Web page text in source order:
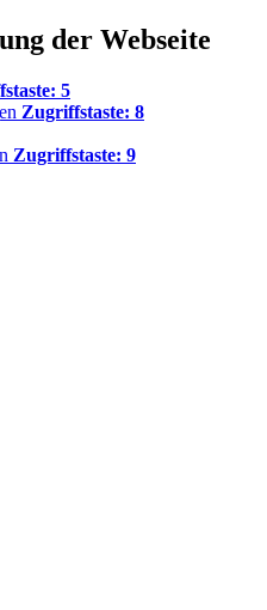
der Webseite
5
Zugriffstaste: 8
Zugriffstaste: 9